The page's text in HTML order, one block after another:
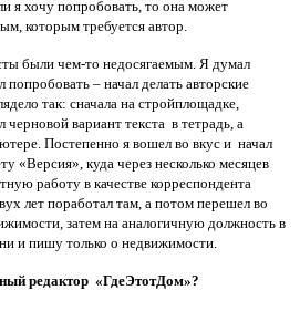
я хочу попробовать, то она может
которым требуется автор.
были чем-то недосягаемым. Я думал
– начал делать авторские
так: сначала на стройплощадке,
вариант текста в тетрадь, а
Постепенно я вошел во вкус и начал
«Версия», куда через несколько месяцев
работу в качестве корреспондента
лет поработал там, а потом перешел во
затем на аналогичную должность в
и пишу только о недвижимости.
редактор «ГдеЭтотДом»?